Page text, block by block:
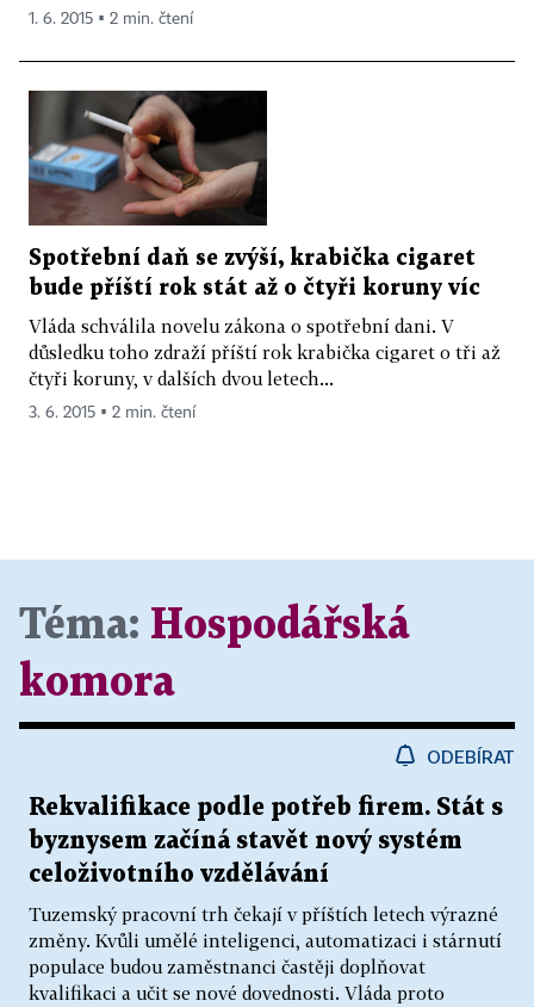
1. 6. 2015 ▪ 2 min. čtení
Spotřební daň se zvýší, krabička cigaret
bude příští rok stát až o čtyři koruny víc
Vláda schválila novelu zákona o spotřební dani. V
důsledku toho zdraží příští rok krabička cigaret o tři až
čtyři koruny, v dalších dvou letech...
3. 6. 2015 ▪ 2 min. čtení
Téma: Hospodářská
komora
ODEBÍRAT
Rekvalifikace podle potřeb firem. Stát s
byznysem začíná stavět nový systém
celoživotního vzdělávání
Tuzemský pracovní trh čekají v příštích letech výrazné
změny. Kvůli umělé inteligenci, automatizaci i stárnutí
populace budou zaměstnanci častěji doplňovat
kvalifikaci a učit se nové dovednosti. Vláda proto